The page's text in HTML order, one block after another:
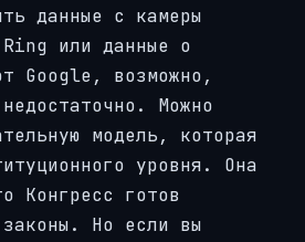
данные с камеры
или данные о
Google, возможно,
Можно
модель, которая
уровня. Она
Конгресс готов
законы. Но если вы